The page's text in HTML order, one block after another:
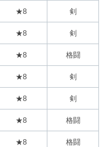
★8 剣
★8 剣
★8 格闘
★8 剣
★8 剣
★8 格闘
★8 格闘